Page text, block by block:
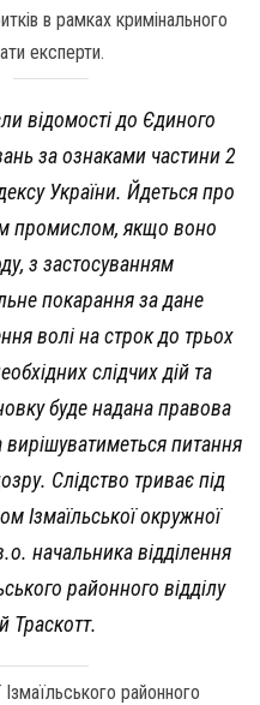
в рамках кримінального
експерти.
відомості до Єдиного
за ознаками частини 2
України. Йдеться про
промислом, якщо воно
з застосуванням
покарання за дане
волі на строк до трьох
слідчих дій та
буде надана правова
вирішуватиметься питання
Слідство триває під
Ізмаїльської окружної
начальника відділення
районного відділу
Траскотт.
районного